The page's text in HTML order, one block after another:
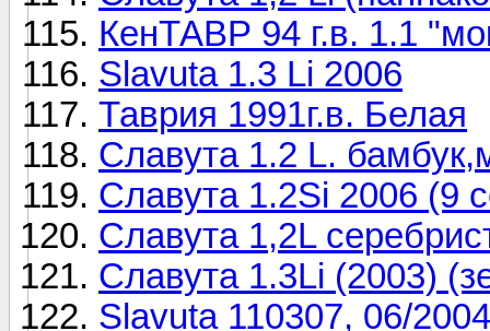
КенТАВР 94 г.в. 1.1
Slavuta 1.3 Li 2006
Таврия 1991г.в. Белая
Славута 1.2 L.
Славута 1.2Si 2006 (9
Славута 1,2L
Славута 1.3Li (2003)
Slavuta 110307, 06/